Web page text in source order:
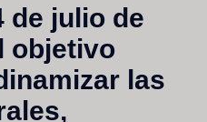
de julio de
objetivo
las